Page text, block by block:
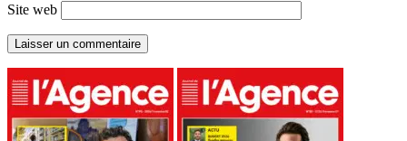
Site web